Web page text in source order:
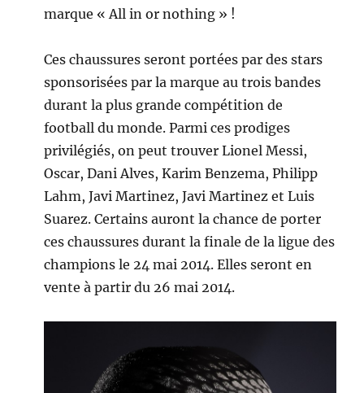
marque « All in or nothing » !
Ces chaussures seront portées par des stars
sponsorisées par la marque au trois bandes
durant la plus grande compétition de
football du monde. Parmi ces prodiges
privilégiés, on peut trouver Lionel Messi,
Oscar, Dani Alves, Karim Benzema, Philipp
Lahm, Javi Martinez, Javi Martinez et Luis
Suarez. Certains auront la chance de porter
ces chaussures durant la finale de la ligue des
champions le 24 mai 2014. Elles seront en
vente à partir du 26 mai 2014.